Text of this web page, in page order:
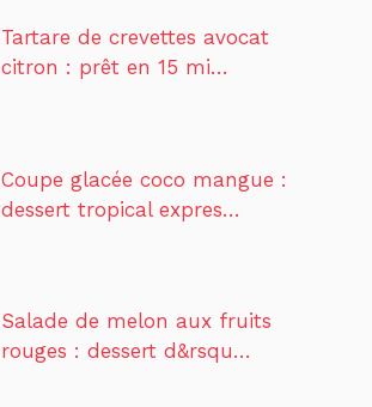
Tartare de crevettes avocat
citron : prêt en 15 mi…
Coupe glacée coco mangue :
dessert tropical expres…
Salade de melon aux fruits
rouges : dessert d&rsqu…